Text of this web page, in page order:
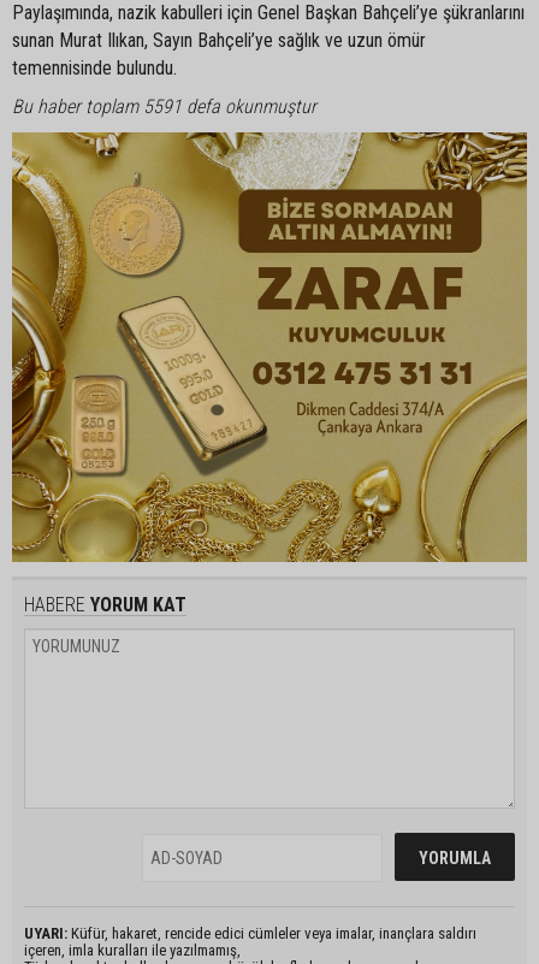
Paylaşımında, nazik kabulleri için Genel Başkan Bahçeli’ye şükranlarını
sunan Murat Ilıkan, Sayın Bahçeli’ye sağlık ve uzun ömür
temennisinde bulundu.
Bu haber toplam 5591 defa okunmuştur
HABERE YORUM KAT
UYARI: Küfür, hakaret, rencide edici cümleler veya imalar, inançlara saldırı
içeren, imla kuralları ile yazılmamış,